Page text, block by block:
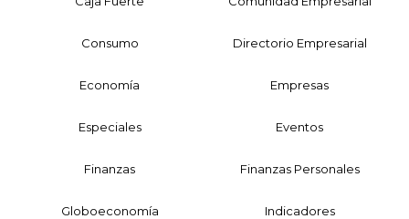
Consumo Directorio Empresarial
Economía Empresas
Especiales Eventos
Finanzas Finanzas Personales
Globoeconomía Indicadores